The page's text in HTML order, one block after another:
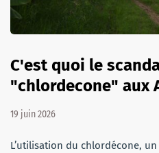
C'est quoi le
"chlordecone" aux
19 juin 2026
L’utilisation du chlordécone,